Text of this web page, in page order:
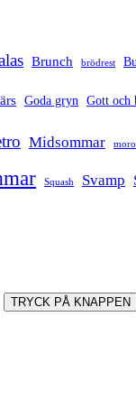
Brunch brödrest
Goda gryn Gott och
Midsommar
Squash Svamp
TRYCK PÅ KNAPPEN